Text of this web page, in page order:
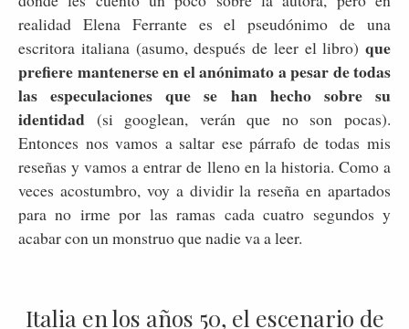
realidad Elena Ferrante es el pseudónimo de una
escritora italiana (asumo, después de leer el libro) que
prefiere mantenerse en el anónimato a pesar de todas
las especulaciones que se han hecho sobre su
identidad (si googlean, verán que no son pocas).
Entonces nos vamos a saltar ese párrafo de todas mis
reseñas y vamos a entrar de lleno en la historia. Como a
veces acostumbro, voy a dividir la reseña en apartados
para no irme por las ramas cada cuatro segundos y
acabar con un monstruo que nadie va a leer.
Italia en los años 50, el escenario de